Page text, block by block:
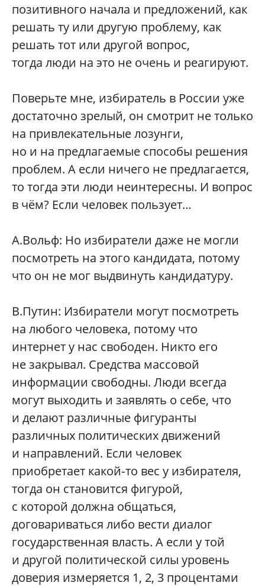
позитивного начала и предложений, как
решать ту или другую проблему, как
решать тот или другой вопрос,
тогда люди на это не очень и реагируют.
Поверьте мне, избиратель в России уже
достаточно зрелый, он смотрит не только
на привлекательные лозунги,
но и на предлагаемые способы решения
проблем. А если ничего не предлагается,
то тогда эти люди неинтересны. И вопрос
в чём? Если человек пользует…
А.Вольф: Но избиратели даже не могли
посмотреть на этого кандидата, потому
что он не мог выдвинуть кандидатуру.
В.Путин: Избиратели могут посмотреть
на любого человека, потому что
интернет у нас свободен. Никто его
не закрывал. Средства массовой
информации свободны. Люди всегда
могут выходить и заявлять о себе, что
и делают различные фигуранты
различных политических движений
и направлений. Если человек
приобретает какой‑то вес у избирателя,
тогда он становится фигурой,
с которой должна общаться,
договариваться либо вести диалог
государственная власть. А если у той
и другой политической силы уровень
доверия измеряется 1, 2, 3 процентами